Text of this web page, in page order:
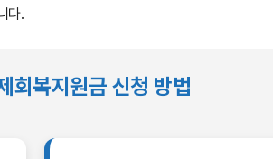
다.
회복지원금 신청 방법